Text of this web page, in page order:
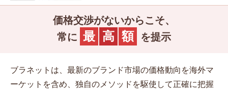
価格交渉がないからこそ、
常に 最 高 額 を提示
ブラネットは、最新のブランド市場の価格動向を海外マ
ーケットを含め、独自のメソッドを駆使して正確に把握